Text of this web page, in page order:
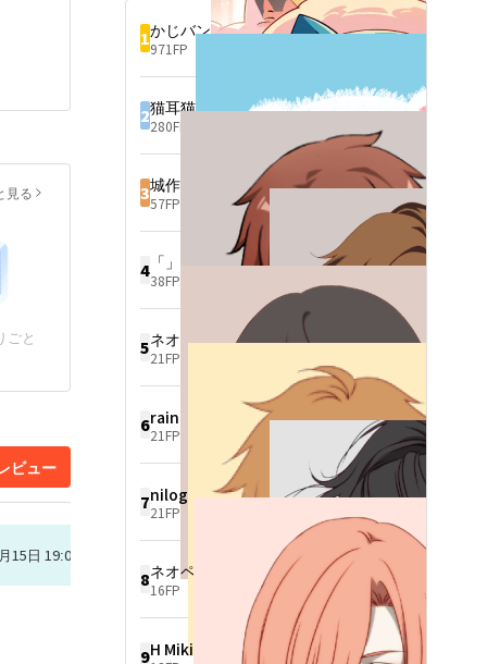
見る
ごと
ビュー
15日 19:07
1かじバン
971FP
2猫耳猫助
280FP
3城作也
57FP
4 「」
38FP
5 ネオページTEVM6296
21FP
6rain
21FP
7nilog
21FP
816FP
9H Miki